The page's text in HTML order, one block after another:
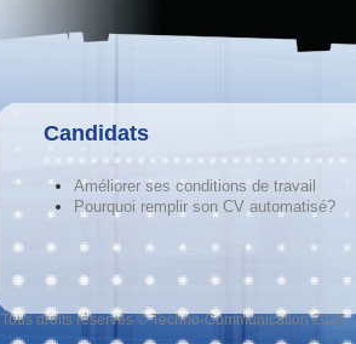
Candidats
Améliorer ses conditions de travail
Pourquoi remplir son CV automatisé?
Tous droits réservés © Techno-Communication 2026